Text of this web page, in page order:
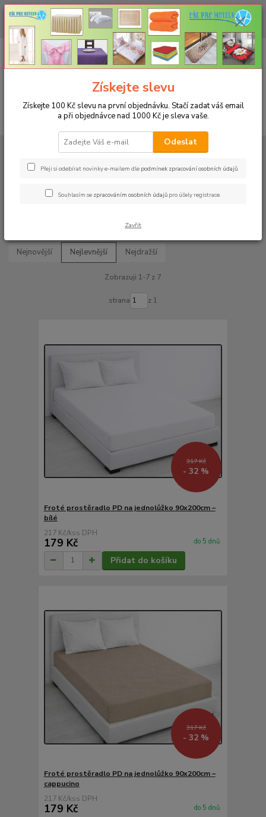
CHCETE NAKOUPIT VĚTŠÍ MNOŽSTVÍ NAŠICH PRODUKTŮ ZA LEPŠÍ
CENU? Klikněte ZDE
CZK
+420 773 794 023
Pondělí-pátek 9-16 hodin
0ks
za0 Kč
PROSTĚRADLA Froté prostěradla PD - 175g/m2 - 7 barev
Na jednolůžko 90x200cm
Nejnovější Nejlevnější Nejdražší
Zobrazuji 1-7 z 7
strana z 1
317 Kč
- 32 %
Froté prostěradlo PD na jednolůžko 90x200cm –
bílé
217 Kč/ks
179 Kč do 5 dnů
Přidat do košíku
317 Kč
- 32 %
Froté prostěradlo PD na jednolůžko 90x200cm –
cappucino
217 Kč/ks
179 Kč do 5 dnů
Získejte slevu
Získejte 100 Kč slevu na první objednávku. Stačí zadat váš email
a při objednávce nad 1000 Kč je sleva vaše.
Odeslat
Přeji si odebírat novinky e-mailem dle podmínek zpracování osobních údajů.
Souhlasím se zpracováním osobních údajů pro účely registrace.
Zavřít